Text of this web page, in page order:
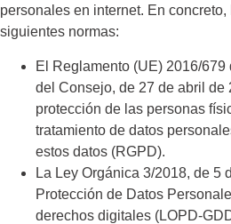
personales en internet. En
siguientes normas:
El Reglamento (UE) 2016/
del Consejo, de 27 de abril de
protección de las personas
tratamiento de datos
estos datos (RGPD).
La Ley Orgánica 3/2018, de 5
Protección de Datos
derechos digitales (LOPD-